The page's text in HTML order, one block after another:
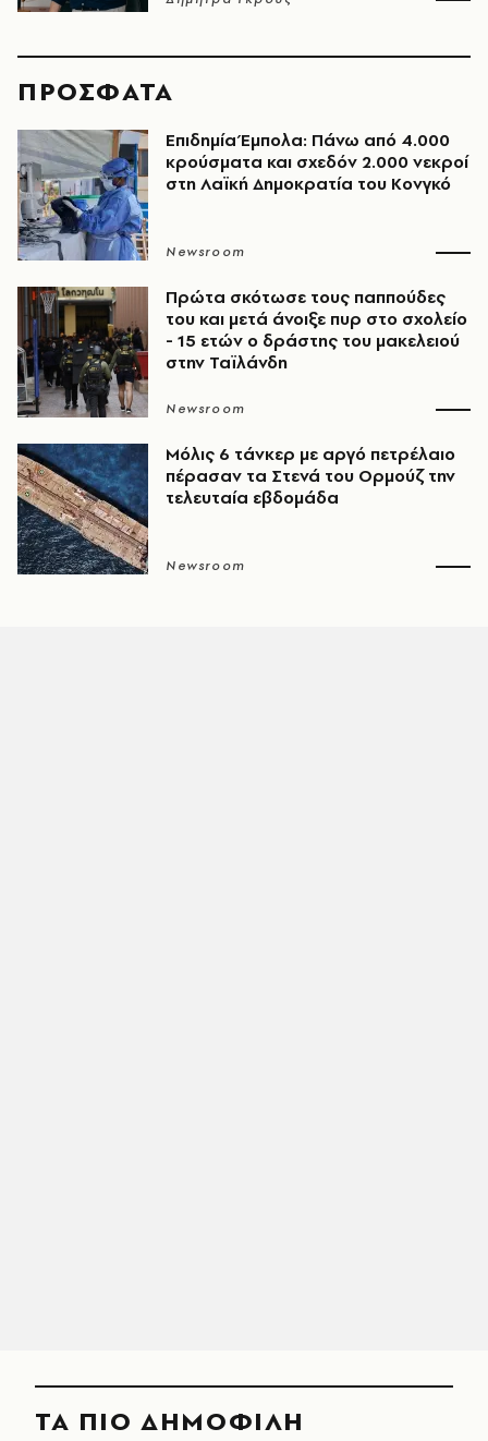
ΠΡΟΣΦΑΤΑ
Επιδημία Έμπολα: Πάνω από 4.000
κρούσματα και σχεδόν 2.000 νεκροί
στη Λαϊκή Δημοκρατία του Κονγκό
Newsroom
Πρώτα σκότωσε τους παππούδες
του και μετά άνοιξε πυρ στο σχολείο
- 15 ετών ο δράστης του μακελειού
στην Ταϊλάνδη
Newsroom
Μόλις 6 τάνκερ με αργό πετρέλαιο
πέρασαν τα Στενά του Ορμούζ την
τελευταία εβδομάδα
Newsroom
ΤΑ ΠΙΟ ΔΗΜΟΦΙΛΗ